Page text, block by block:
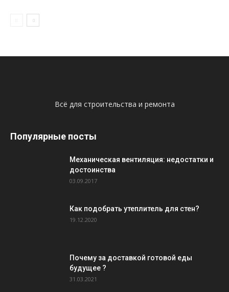
Всё для строительства и ремонта
Популярные посты
Механическая вентиляция: недостатки и
достоинства
03.09.2017
Как подобрать утеплитель для стен?
19.12.2020
Почему за доставкой готовой еды
будущее ?
31.03.2021